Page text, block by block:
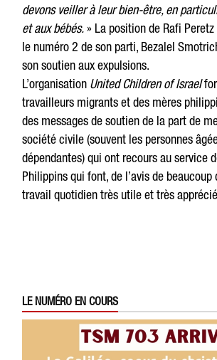
devons veiller à leur bien-être, en
et aux bébés.» La position de Rafi
le numéro 2 de son parti, Bezalel
son soutien aux expulsions.
L’organisation United Children of Israel
travailleurs migrants et des mères
des messages de soutien de la part de
société civile (souvent les personnes
dépendantes) qui ont recours au service
Philippins qui font, de l’avis de beaucoup
travail quotidien très utile et très
LE NUMÉRO EN COURS